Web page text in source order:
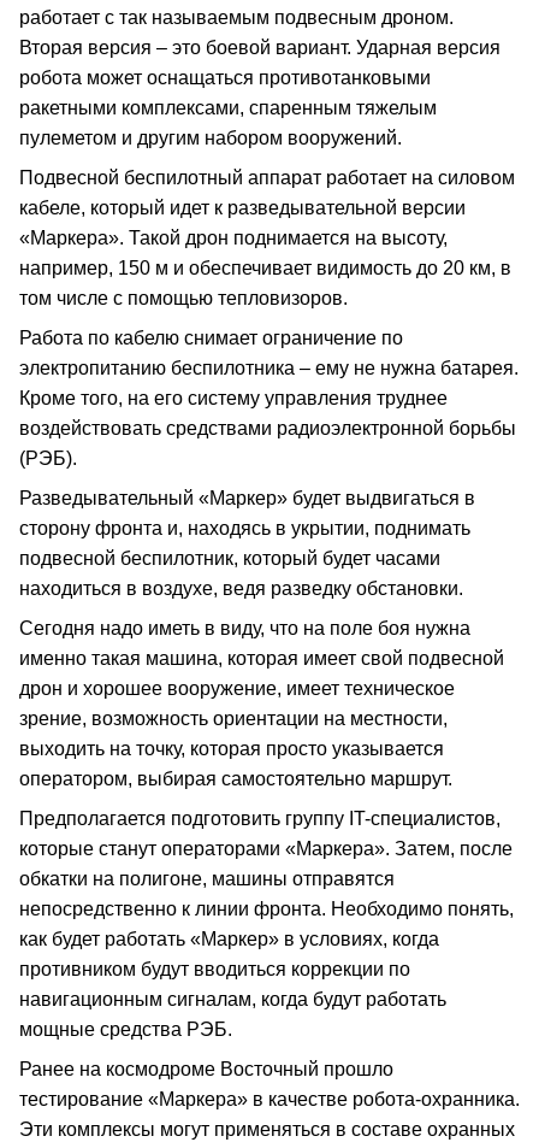
работает с так называемым подвесным дроном.
Вторая версия – это боевой вариант. Ударная версия
робота может оснащаться противотанковыми
ракетными комплексами, спаренным тяжелым
пулеметом и другим набором вооружений.
Подвесной беспилотный аппарат работает на силовом
кабеле, который идет к разведывательной версии
«Маркера». Такой дрон поднимается на высоту,
например, 150 м и обеспечивает видимость до 20 км, в
том числе с помощью тепловизоров.
Работа по кабелю снимает ограничение по
электропитанию беспилотника – ему не нужна батарея.
Кроме того, на его систему управления труднее
воздействовать средствами радиоэлектронной борьбы
(РЭБ).
Разведывательный «Маркер» будет выдвигаться в
сторону фронта и, находясь в укрытии, поднимать
подвесной беспилотник, который будет часами
находиться в воздухе, ведя разведку обстановки.
Сегодня надо иметь в виду, что на поле боя нужна
именно такая машина, которая имеет свой подвесной
дрон и хорошее вооружение, имеет техническое
зрение, возможность ориентации на местности,
выходить на точку, которая просто указывается
оператором, выбирая самостоятельно маршрут.
Предполагается подготовить группу IT-специалистов,
которые станут операторами «Маркера». Затем, после
обкатки на полигоне, машины отправятся
непосредственно к линии фронта. Необходимо понять,
как будет работать «Маркер» в условиях, когда
противником будут вводиться коррекции по
навигационным сигналам, когда будут работать
мощные средства РЭБ.
Ранее на космодроме Восточный прошло
тестирование «Маркера» в качестве робота-охранника.
Эти комплексы могут применяться в составе охранных